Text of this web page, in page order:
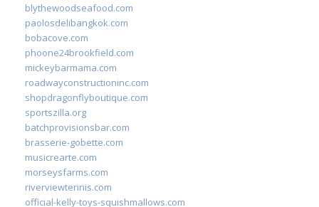
blythewoodseafood.com
paolosdelibangkok.com
bobacove.com
phoone24brookfield.com
mickeybarmama.com
roadwayconstructioninc.com
shopdragonflyboutique.com
sportszilla.org
batchprovisionsbar.com
brasserie-gobette.com
musicrearte.com
morseysfarms.com
riverviewtennis.com
official-kelly-toys-squishmallows.com